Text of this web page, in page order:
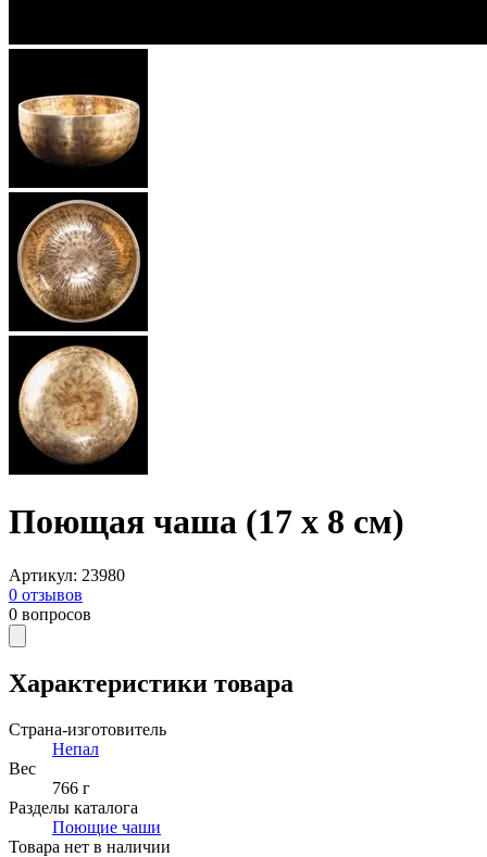
Поющая чаша (17 x 8 см)
Артикул: 23980
0 отзывов
0 вопросов
Характеристики товара
Страна-изготовитель
Непал
Вес
766 г
Разделы каталога
Поющие чаши
Товара нет в наличии